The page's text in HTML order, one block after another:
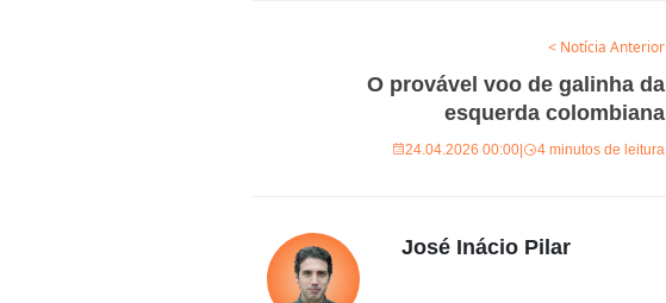
< Notícia Anterior
O provável voo de galinha da
esquerda colombiana
24.04.2026 00:00| 4 minutos de leitura
José Inácio Pilar